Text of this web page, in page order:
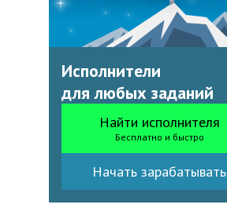
Исполнители
для любых заданий
Найти исполнителя
Бесплатно и быстро
Начать зарабатывать